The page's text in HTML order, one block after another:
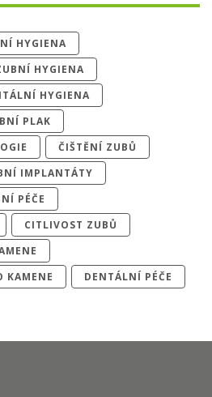
HYGIENA
HYGIENA
HYGIENA
PLAK
ČIŠTĚNÍ ZUBŮ
IMPLANTÁTY
PÉČE
CITLIVOST ZUBŮ
KAMENE
DENTÁLNÍ PÉČE